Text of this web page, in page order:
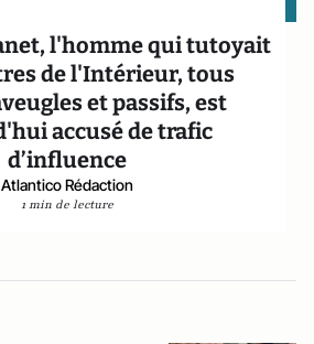
l'homme qui tutoyait
de l'Intérieur, tous
et passifs, est
accusé de trafic
d’influence
Atlantico Rédaction
1 min de lecture